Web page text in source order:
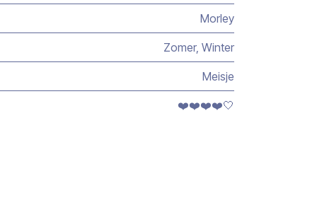
Morley
Zomer, Winter
Meisje
❤️❤️❤️❤️🤍